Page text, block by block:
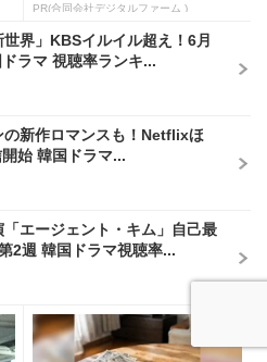
PR(合同会社デジタルファーム )
世界」KBSイルイル超え！6月
ラマ 視聴率ランキ...
の新作ロマンスも！Netflixほ
始 韓国ドラマ...
「エージェント・キム」自己最
2週 韓国ドラマ視聴率...